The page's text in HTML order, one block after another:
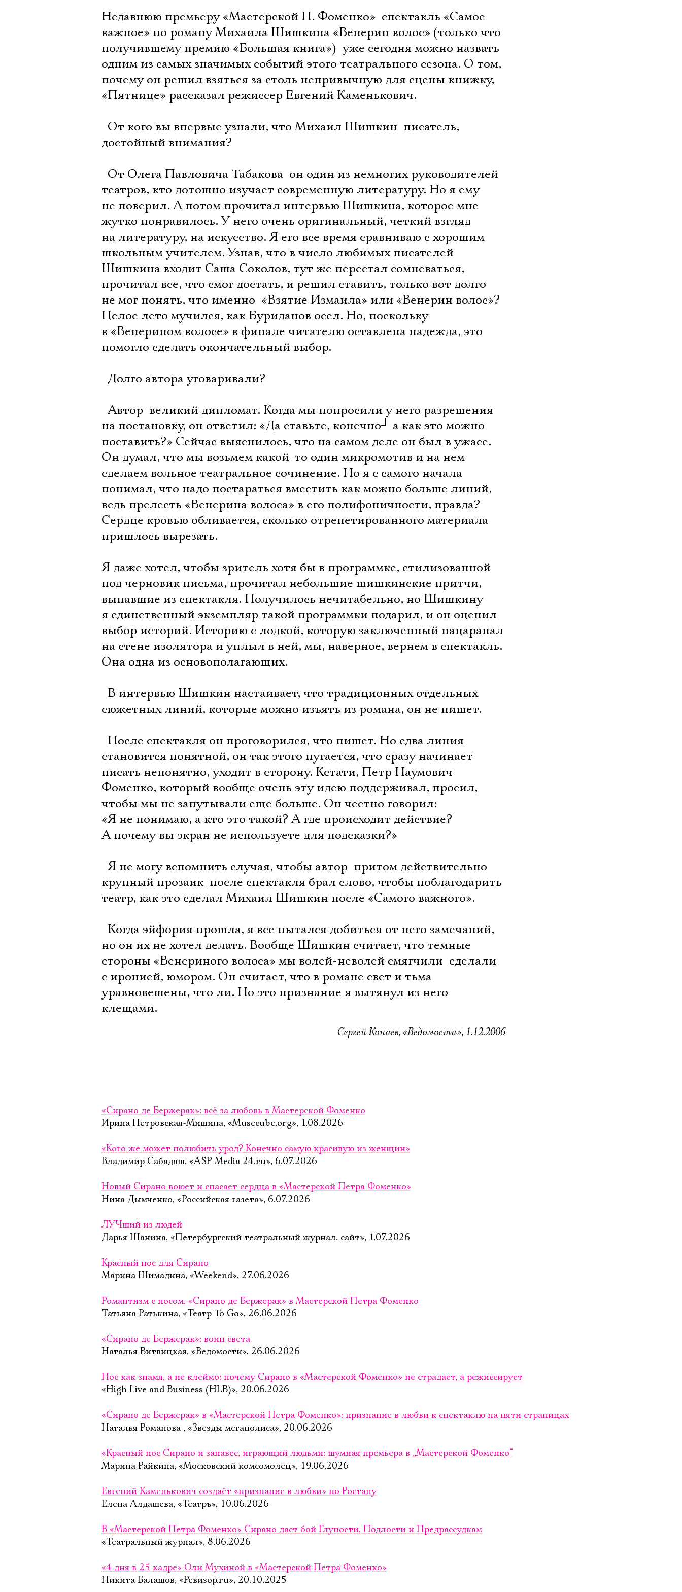
Недавнюю премьеру «Мастерской П. Фоменко»  спектакль «Самое
важное» по роману Михаила Шишкина «Венерин волос» (только что
получившему премию «Большая книга»)  уже сегодня можно назвать
одним из самых значимых событий этого театрального сезона. О том,
почему он решил взяться за столь непривычную для сцены книжку,
«Пятнице» рассказал режиссер Евгений Каменькович.
 От кого вы впервые узнали, что Михаил Шишкин  писатель,
достойный внимания?
 От Олега Павловича Табакова  он один из немногих руководителей
театров, кто дотошно изучает современную литературу. Но я ему
не поверил. А потом прочитал интервью Шишкина, которое мне
жутко понравилось. У него очень оригинальный, четкий взгляд 
на литературу, на искусство. Я его все время сравниваю с хорошим
школьным учителем. Узнав, что в число любимых писателей
Шишкина входит Саша Соколов, тут же перестал сомневаться,
прочитал все, что смог достать, и решил ставить, только вот долго
не мог понять, что именно  «Взятие Измаила» или «Венерин волос»?
Целое лето мучился, как Буриданов осел. Но, поскольку
в «Венерином волосе» в финале читателю оставлена надежда, это
помогло сделать окончательный выбор.
 Долго автора уговаривали?
 Автор  великий дипломат. Когда мы попросили у него разрешения
на постановку, он ответил: «Да ставьте, конечно┘ а как это можно
поставить?» Сейчас выяснилось, что на самом деле он был в ужасе.
Он думал, что мы возьмем какой-то один микромотив и на нем
сделаем вольное театральное сочинение. Но я с самого начала
понимал, что надо постараться вместить как можно больше линий,
ведь прелесть «Венерина волоса» в его полифоничности, правда?
Сердце кровью обливается, сколько отрепетированного материала
пришлось вырезать.
Я даже хотел, чтобы зритель хотя бы в программке, стилизованной
под черновик письма, прочитал небольшие шишкинские притчи,
выпавшие из спектакля. Получилось нечитабельно, но Шишкину
я единственный экземпляр такой программки подарил, и он оценил
выбор историй. Историю с лодкой, которую заключенный нацарапал
на стене изолятора и уплыл в ней, мы, наверное, вернем в спектакль.
Она одна из основополагающих.
 В интервью Шишкин настаивает, что традиционных отдельных
сюжетных линий, которые можно изъять из романа, он не пишет.
 После спектакля он проговорился, что пишет. Но едва линия
становится понятной, он так этого пугается, что сразу начинает
писать непонятно, уходит в сторону. Кстати, Петр Наумович
Фоменко, который вообще очень эту идею поддерживал, просил,
чтобы мы не запутывали еще больше. Он честно говорил:
«Я не понимаю, а кто это такой? А где происходит действие?
А почему вы экран не используете для подсказки?»
 Я не могу вспомнить случая, чтобы автор  притом действительно
крупный прозаик  после спектакля брал слово, чтобы поблагодарить
театр, как это сделал Михаил Шишкин после «Самого важного».
 Когда эйфория прошла, я все пытался добиться от него замечаний,
но он их не хотел делать. Вообще Шишкин считает, что темные
стороны «Венериного волоса» мы волей-неволей смягчили  сделали
с иронией, юмором. Он считает, что в романе свет и тьма
уравновешены, что ли. Но это признание я вытянул из него
клещами.
Сергей Конаев, «Ведомости», 1.12.2006
«Сирано де Бержерак»: всё за любовь в Мастерской Фоменко
Ирина Петровская-Мишина, «Musecube.org», 1.08.2026
«Кого же может полюбить урод? Конечно самую красивую из женщин»
Владимир Сабадаш, «ASP Media 24.ru», 6.07.2026
Новый Сирано воюет и спасает сердца в «Мастерской Петра Фоменко»
Нина Дымченко, «Российская газета», 6.07.2026
ЛУЧший из людей
Дарья Шанина, «Петербургский театральный журнал, сайт», 1.07.2026
Красный нос для Сирано
Марина Шимадина, «Weekend», 27.06.2026
Романтизм с носом. «Сирано де Бержерак» в Мастерской Петра Фоменко
Татьяна Ратькина, «Театр To Go», 26.06.2026
«Сирано де Бержерак»: воин света
Наталья Витвицкая, «Ведомости», 26.06.2026
Нос как знамя, а не клеймо: почему Сирано в «Мастерской Фоменко» не страдает, а режиссирует
«High Live and Business (HLB)», 20.06.2026
«Сирано де Бержерак» в «Мастерской Петра Фоменко»: признание в любви к спектаклю на пяти страницах
Наталья Романова , «Звезды мегаполиса», 20.06.2026
«Красный нос Сирано и занавес, играющий людьми: шумная премьера в „Мастерской Фоменко“
Марина Райкина, «Московский комсомолец», 19.06.2026
Евгений Каменькович создаёт «признание в любви» по Ростану
Елена Алдашева, «Театръ», 10.06.2026
В «Мастерской Петра Фоменко» Сирано даст бой Глупости, Подлости и Предрассудкам
«Театральный журнал», 8.06.2026
«4 дня в 25 кадре» Оли Мухиной в «Мастерской Петра Фоменко»
Никита Балашов, «Ревизор.ru», 20.10.2025
Электропочта
Ознакомиться